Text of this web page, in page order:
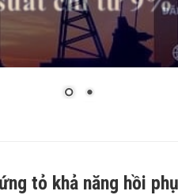
tỏ khả năng hồi